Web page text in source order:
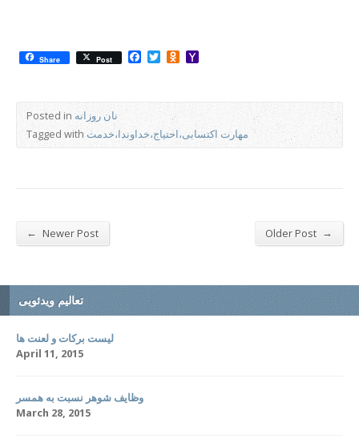
Share Post Facebook
TwitterOdnoklassniki
Posted in نان روزانه
Tagged withمهارت اکتسابی،احتیاج،خداوندا،خدمت
← Newer Post Older Post →
تعالیم ویدئویی
لیست برکات و لعنت ها
April 11, 2015
وظایف شوهر نسبت به همسر
March 28, 2015